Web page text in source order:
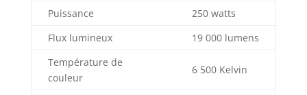
Puissance
250 watts
Flux lumineux
19 000 lumens
Température de
couleur
6 500 Kelvin